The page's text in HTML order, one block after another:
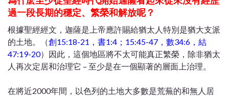
過一段長期的穩定、繁榮和解放呢？
根據聖經經文，迦薩是上帝應許賜給猶太人特別是猶大支派
的土地。（創15:18-21，書1:4；15:45-47，數34:6，結
47:19-20）因此，這個地區將不太可能真正繁榮，除非猶太
人再次定居和治理它 – 至少是在一個顯著的層面上治理。
在將近2000年間，以色列的土地大多數是荒蕪的和無人居